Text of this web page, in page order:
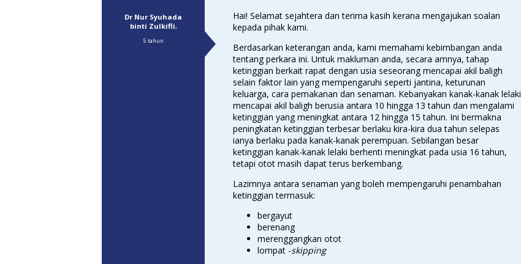
Dr Nur Syuhada
binti Zulkifli,
5 tahun
Hai! Selamat sejahtera dan terima kasih kerana mengajukan soalan
kepada pihak kami.
Berdasarkan keterangan anda, kami memahami kebimbangan anda
tentang perkara ini. Untuk makluman anda, secara amnya, tahap
ketinggian berkait rapat dengan usia seseorang mencapai akil baligh
selain faktor lain yang mempengaruhi seperti jantina, keturunan
keluarga, cara pemakanan dan senaman. Kebanyakan kanak-kanak lelaki
mencapai akil baligh berusia antara 10 hingga 13 tahun dan mengalami
ketinggian yang meningkat antara 12 hingga 15 tahun. Ini bermakna
peningkatan ketinggian terbesar berlaku kira-kira dua tahun selepas
ianya berlaku pada kanak-kanak perempuan. Sebilangan besar
ketinggian kanak-kanak lelaki berhenti meningkat pada usia 16 tahun,
tetapi otot masih dapat terus berkembang.
Lazimnya antara senaman yang boleh mempengaruhi penambahan
ketinggian termasuk:
bergayut
berenang
merenggangkan otot
lompat -skipping